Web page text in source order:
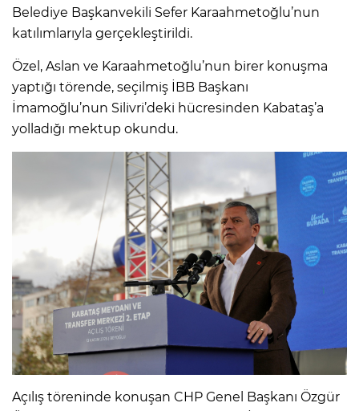
Belediye Başkanvekili Sefer Karaahmetoğlu’nun
katılımlarıyla gerçekleştirildi.
Özel, Aslan ve Karaahmetoğlu’nun birer konuşma
yaptığı törende, seçilmiş İBB Başkanı
İmamoğlu’nun Silivri’deki hücresinden Kabataş’a
yolladığı mektup okundu.
Açılış töreninde konuşan CHP Genel Başkanı Özgür